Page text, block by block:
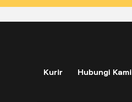
Kurir Hubungi Kami